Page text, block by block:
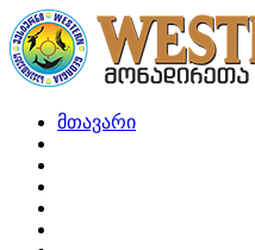
მთავარი